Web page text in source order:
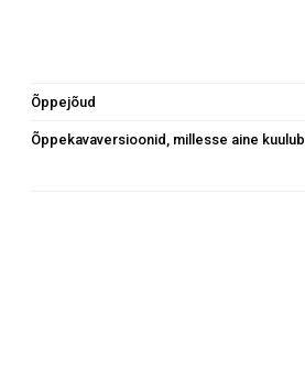
Õppejõud
Õppekavaversioonid, millesse aine kuulub